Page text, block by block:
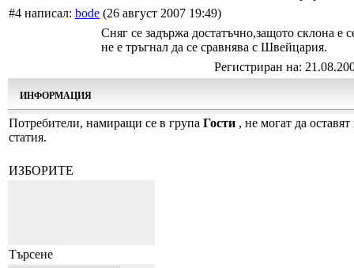
#4 написал: bode (26 август 2007 19:49)
Сняг се задържа достатъчно,защото склона е
не е тръгнал да се сравнява с Швейцария.
Регистриран на:
ИНФОРМАЦИЯ
Потребители, намиращи се в група Гости , не могат да
статия.
ИЗБОРИТЕ
Търсене